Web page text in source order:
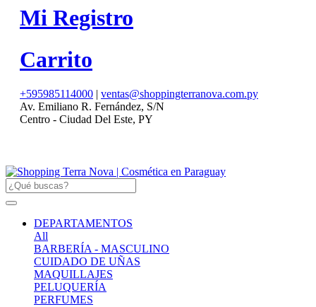
Mi Registro
Carrito
+595985114000 | ventas@shoppingterranova.com.py
Av. Emiliano R. Fernández, S/N
Centro - Ciudad Del Este, PY
DEPARTAMENTOS
All
BARBERÍA - MASCULINO
CUIDADO DE UÑAS
MAQUILLAJES
PELUQUERÍA
PERFUMES